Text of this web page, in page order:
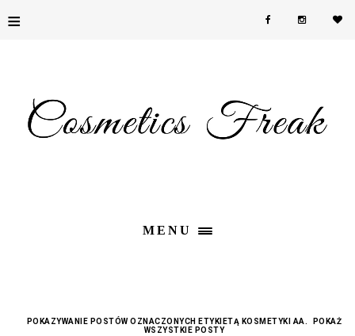
≡
MENU
POKAZYWANIE POSTÓW OZNACZONYCH ETYKIETĄ KOSMETYKI AA.
POKAŻ
WSZYSTKIE POSTY